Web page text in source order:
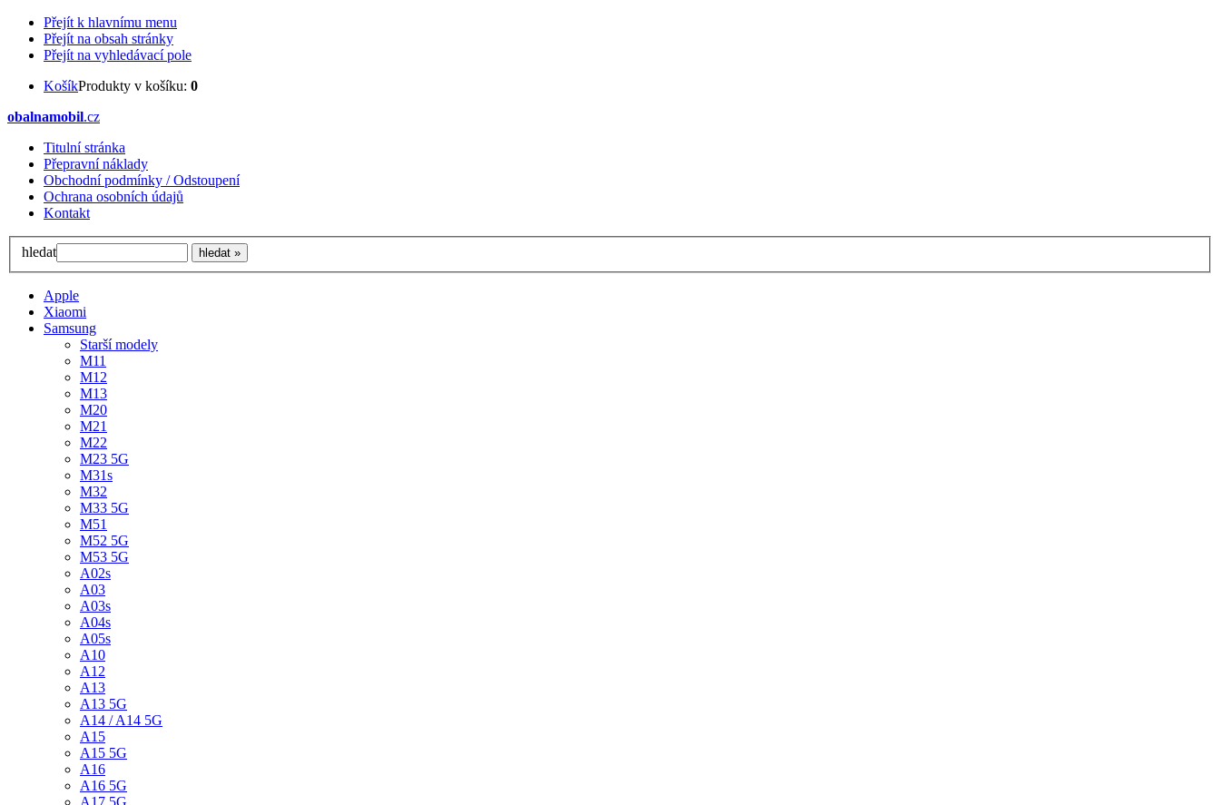
Přejít k hlavnímu menu
Přejít na obsah stránky
Přejít na vyhledávací pole
KošíkProdukty v košíku: 0
obalnamobil.cz
Titulní stránka
Přepravní náklady
Obchodní podmínky / Odstoupení
Ochrana osobních údajů
Kontakt
hledat
Apple
Xiaomi
Samsung
Starší modely
M11
M12
M13
M20
M21
M22
M23 5G
M31s
M32
M33 5G
M51
M52 5G
M53 5G
A02s
A03
A03s
A04s
A05s
A10
A12
A13
A13 5G
A14 / A14 5G
A15
A15 5G
A16
A16 5G
A17 5G